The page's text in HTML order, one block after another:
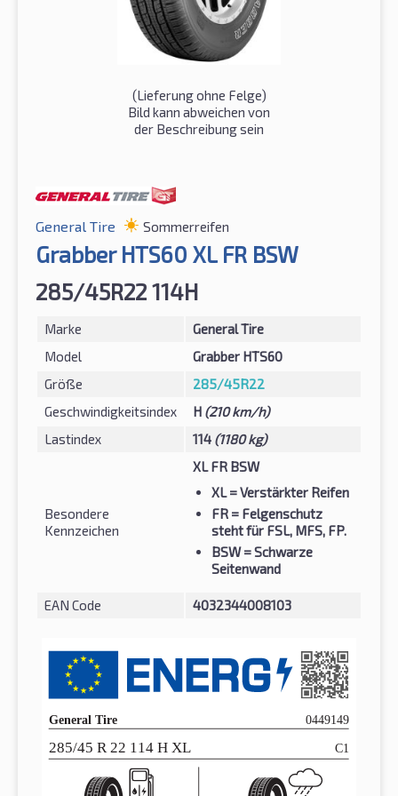
(Lieferung ohne Felge)
Bild kann abweichen von
der Beschreibung sein
General Tire Sommerreifen
Grabber HTS60 XL FR BSW
285/45R22 114H
Marke
General Tire
Model
Grabber HTS60
Größe
285/45R22
Geschwindigkeitsindex
H (210 km/h)
Lastindex
114 (1180 kg)
Besondere
Kennzeichen
XL FR BSW
XL= Verstärkter Reifen
FR = Felgenschutz
steht für FSL, MFS, FP.
BSW= Schwarze
Seitenwand
EAN Code 4032344008103